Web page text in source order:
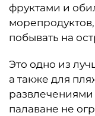
фруктами и
побывать на
Это одно из
а также для
развлечениями
палаване не